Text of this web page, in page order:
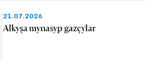
21.07.2026
Alkyşa mynasyp gazçylar